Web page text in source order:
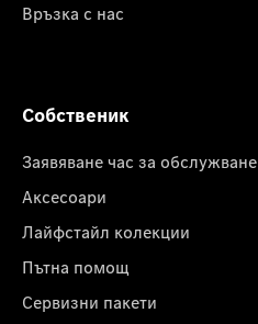
Връзка с нас
Собственик
Заявяване час за обслужване
Аксесоари
Лайфстайл колекции
Пътна помощ
Сервизни пакети